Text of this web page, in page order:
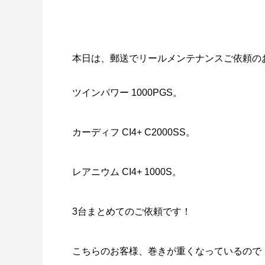
本日は、郵送でリールメンテナンスご依頼の
ツインパワー 1000PGS。
カーディフ CI4+ C2000SS。
レアニウム CI4+ 1000S。
3台まとめてのご依頼です！
こちらのお客様、巻きが重くなっているので